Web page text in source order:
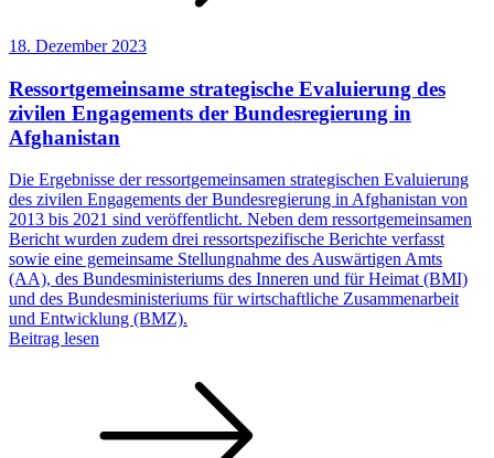
18. Dezember 2023
Ressortgemeinsame strategische Evaluierung des
zivilen Engagements der Bundesregierung in
Afghanistan
Die Ergebnisse der ressortgemeinsamen strategischen Evaluierung
des zivilen Engagements der Bundesregierung in Afghanistan von
2013 bis 2021 sind veröffentlicht. Neben dem ressortgemeinsamen
Bericht wurden zudem drei ressortspezifische Berichte verfasst
sowie eine gemeinsame Stellungnahme des Auswärtigen Amts
(AA), des Bundesministeriums des Inneren und für Heimat (BMI)
und des Bundesministeriums für wirtschaftliche Zusammenarbeit
und Entwicklung (BMZ).
Beitrag lesen